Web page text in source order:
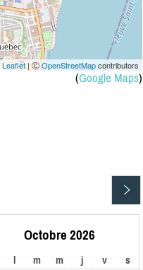
Leaflet| ⒸOpenStreetMapcontributors
(Google Maps)
Octobre 2026
l m m j v s